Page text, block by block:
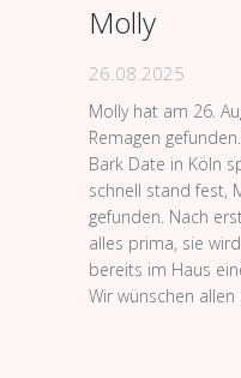
Molly
26.08.2025
Molly hat am 26.
Remagen
Bark Date in Köln
schnell stand fest,
gefunden. Nach
alles prima, sie
bereits im Haus
Wir wünschen